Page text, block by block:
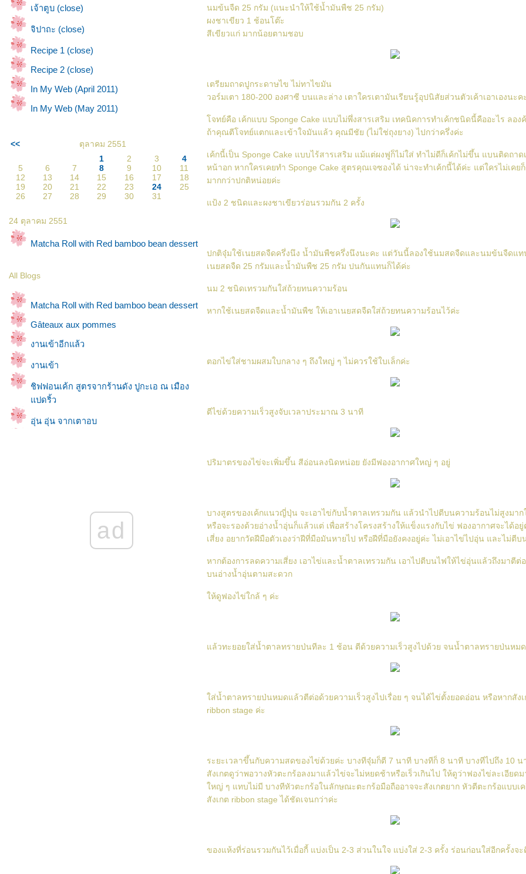
เจ้าตูบ (close)
จิปาถะ (close)
Recipe 1 (close)
Recipe 2 (close)
In My Web (April 2011)
In My Web (May 2011)
<<
ตุลาคม 2551
1
2 3
4
5
6 7 8 9 10
11
12
13 14 15 16 17
18
19
20 21 22 23 24
25
26
27 28 29 30 31
24 ตุลาคม 2551
Matcha Roll with Red bamboo bean dessert
All Blogs
Matcha Roll with Red bamboo bean dessert
Gâteaux aux pommes
งานเข้าอีกแล้ว
งานเข้า
ชิฟฟอนเค้ก สูตรจากร้านดัง ปูกะเอ ณ เมือง
ปดริ้ว
อุ่น อุ่น จากเตาอบ
Honey Oatmeal Raisins Cookies
ad
นมข้นจืด 25 กรัม (แนะนำให้ใช้น้ำมันพืช 25 กรัม)
ผงชาเขียว 1 ช้อนโต๊ะ
สีเขียวแก่ มากน้อยตามชอบ
เตรียมถาดปูกระดาษไข ไม่ทาไขมัน
วอร์มเตา 180-200 องศาซี บนและล่าง เตาใครเตามันเรียนรู้อุปนิสัยส่วนตัวเค้าเอาเองนะคะ
จทย์คือ เค้กแบบ Sponge Cake แบบไม่พึ่งสารเสริม เทคนิคการทำเค้กชนิดนี้คืออะไร ลอง
ถ้าคุณตีโจทย์แตกและเข้าใจมันแล้ว คุณมีชัย (ไม่ใช่ถุงยาง) ไปกว่าครึ่งค่ะ
เค้กนี้เป็น Sponge Cake แบบไร้สารเสริม แม้แต่ผงฟูก็ไม่ใส่ ทำไม่ดีก็เค้กไม่ขึ้น แบนติดถาด
หน้าอก หากใครเคยทำ Sponge Cake สูตรคุณเจซองได้ น่าจะทำเค้กนี้ได้ค่ะ แต่ใครไม่เคยก็
มากกว่าปกติหน่อยค่ะ
ป้ง 2 ชนิดและผงชาเขียวร่อนรวมกัน 2 ครั้ง
ปกติจุ๋มใช้เนยสดจืดครึ่งนึง น้ำมันพืชครึ่งนึงนะคะ แต่วันนี้ลองใช้นมสดจืดและนมข้นจืดแท
เนยสดจืด 25 กรัมและน้ำมันพืช 25 กรัม ปนกันแทนก็ได้ค่ะ
นม 2 ชนิดเทรวมกันใส่ถ้วยทนความร้อน
หากใช้เนยสดจืดและน้ำมันพืช ให้เอาเนยสดจืดใส่ถ้วยทนความร้อนไว้ค่ะ
ตอกไข่ใส่ชามผสมใบกลาง ๆ ถึงใหญ่ ๆ ไม่ควรใช้ใบเล็กค่ะ
ตีไข่ด้วยความเร็วสูงจับเวลาประมาณ 3 นาที
ปริมาตรของไข่จะเพิ่มขึ้น สีอ่อนลงนิดหน่อย ยังมีฟองอากาศใหญ่ ๆ อยู่
บางสูตรของเค้กแนวญี่ปุ่น จะเอาไข่กับน้ำตาลเทรวมกัน แล้วนำไปตีบนความร้อนไม่สูงมา
หรือจะรองด้วยอ่างน้ำอุ่นก็แล้วแต่ เพื่อสร้างโครงสร้างให้แข็งแรงกับไข่ ฟองอากาศจะได้อ
เสี่ยง อยากวัดฝีมือตัวเองว่าฝีที่มือมันหายไป หรือฝีที่มือยังคงอยู่ค่ะ ไม่เอาไข่ไปอุ่น และไม่ตี
หากต้องการลดความเสี่ยง เอาไข่และน้ำตาลเทรวมกัน เอาไปตีบนไฟให้ไข่อุ่นแล้วถึงมาตีต่
บนอ่างน้ำอุ่นตามสะดวก
ห้ดูฟองไข่ใกล้ ๆ ค่ะ
ล้วทะยอยใส่น้ำตาลทรายป่นทีละ 1 ช้อน ตีด้วยความเร็วสูงไปด้วย จนน้ำตาลทรายป่นหมด
ส่น้ำตาลทรายป่นหมดแล้วตีต่อด้วยความเร็วสูงไปเรื่อย ๆ จนได้ไข่ตั้งยอดอ่อน หรือหากสัง
ribbon stage ค่ะ
ระยะเวลาขึ้นกับความสดของไข่ด้วยค่ะ บางทีจุ๋มก็ตี 7 นาที บางทีก็ 8 นาที บางทีไปถึง 10 น
สังเกตดูว่าพอวางหัวตะกร้อลงมาแล้วไข่จะไม่หยดช้าหรือเร็วเกินไป ให้ดูว่าฟองไข่ละเอียด
หญ่ ๆ แทบไม่มี บางทีหัวตะกร้อในลักษณะตะกร้อมือถืออาจจะสังเกตยาก หัวตีตะกร้อแบบเค
สังเกต ribbon stage ได้ชัดเจนกว่าค่ะ
ของแห้งที่ร่อนรวมกันไว้เมื่อกี้ แบ่งเป็น 2-3 ส่วนในใจ แบ่งใส่ 2-3 ครั้ง ร่อนก่อนใส่อีกครั้งจะ